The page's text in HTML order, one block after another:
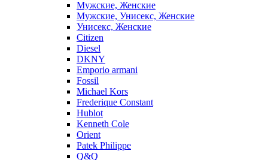
Мужские, Женские
Мужские, Унисекс, Женские
Унисекс, Женские
Citizen
Diesel
DKNY
Emporio armani
Fossil
Michael Kors
Frederique Constant
Hublot
Kenneth Cole
Orient
Patek Philippe
Q&Q